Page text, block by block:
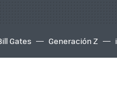
Gates Generación Z